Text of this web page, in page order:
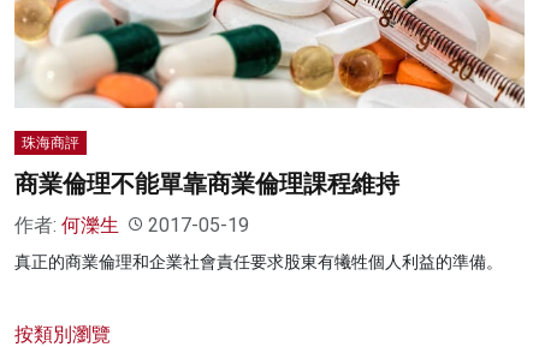
灼見活動
關於我們
珠海商評
商業倫理不能單靠商業倫理課程維持
作者: 何濼生 2017-05-19
真正的商業倫理和企業社會責任要求股東有犧牲個人利益的準備。
按類別瀏覽